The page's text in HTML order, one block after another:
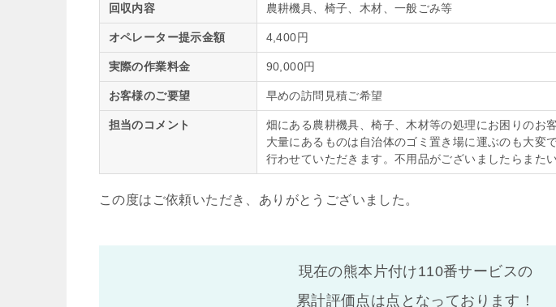
回収内容 農耕機具、椅子、木材、一般ごみ等
オペレーター提示金額 4,400円
実際の作業料金 90,000円
お客様のご要望 早めの訪問見積ご希望
担当のコメント
畑にある農耕機具、椅子、木材等の処理にお困りのお
大量にあるものは自治体のゴミ置き場に運ぶのも大変
行わせていただきます。不用品がございましたらまた
この度はご依頼いただき、ありがとうございました。
現在の熊本片付け110番サービスの
累計評価点は点となっております！